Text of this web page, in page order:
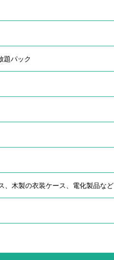
題パック
、木製の衣装ケース、電化製品など